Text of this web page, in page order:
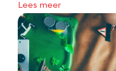
Lees meer